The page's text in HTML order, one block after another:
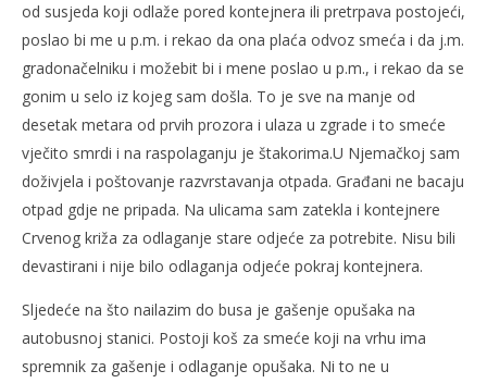
od susjeda koji odlaže pored kontejnera ili pretrpava postojeći,
poslao bi me u p.m. i rekao da ona plaća odvoz smeća i da j.m.
gradonačelniku i možebit bi i mene poslao u p.m., i rekao da se
gonim u selo iz kojeg sam došla. To je sve na manje od
desetak metara od prvih prozora i ulaza u zgrade i to smeće
vječito smrdi i na raspolaganju je štakorima.U Njemačkoj sam
doživjela i poštovanje razvrstavanja otpada. Građani ne bacaju
otpad gdje ne pripada. Na ulicama sam zatekla i kontejnere
Crvenog križa za odlaganje stare odjeće za potrebite. Nisu bili
devastirani i nije bilo odlaganja odjeće pokraj kontejnera.
Sljedeće na što nailazim do busa je gašenje opušaka na
autobusnoj stanici. Postoji koš za smeće koji na vrhu ima
spremnik za gašenje i odlaganje opušaka. Ni to ne u